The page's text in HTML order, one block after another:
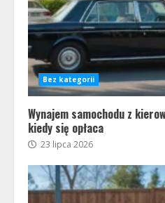
Bez kategorii
Wynajem samochodu z
kiedy się opłaca
23 lipca 2026